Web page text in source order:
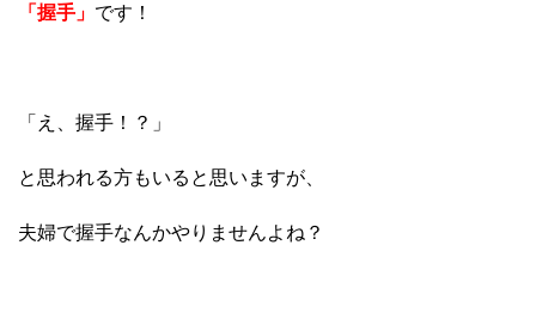
「握手」 です！
「え、握手！？」
と思われる方もいると思いますが、
夫婦で握手なんかやりませんよね？